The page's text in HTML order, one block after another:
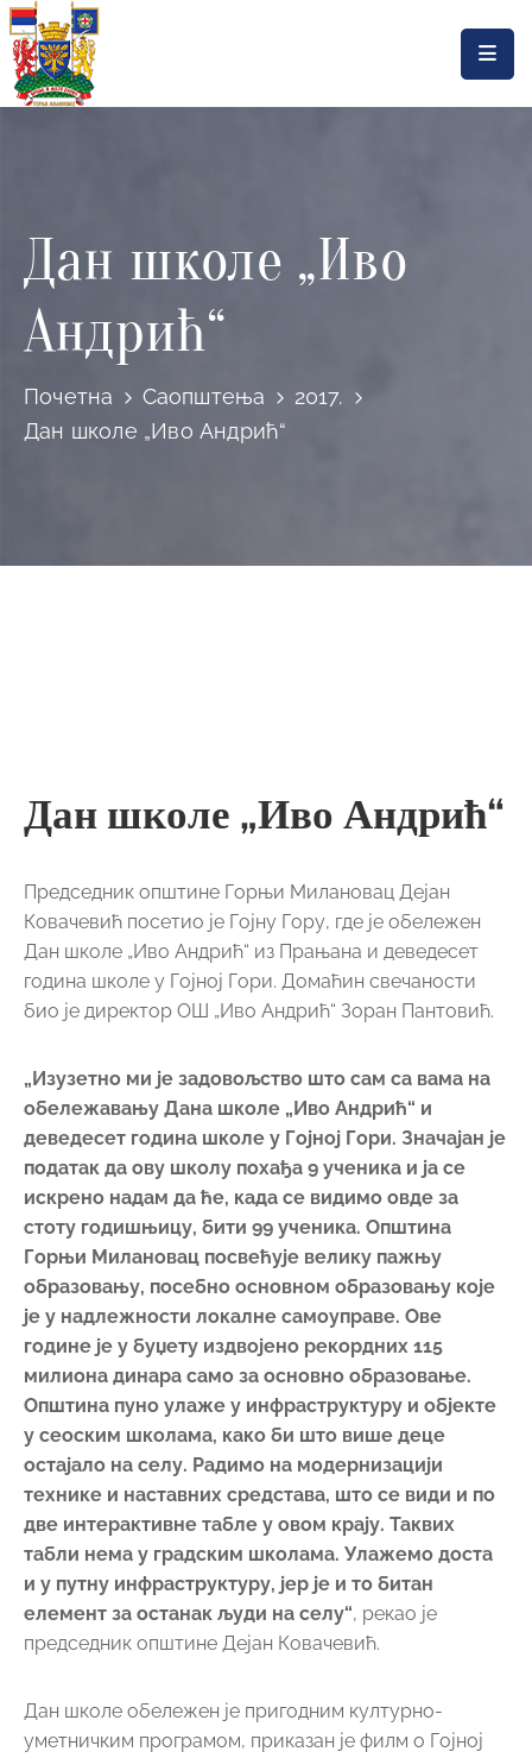
Насловна
Општинска
управа
Актуелности
Горњи
Дан школе „Иво
Андрић“
Почетна Саопштења
2017.
Дан школе „Иво Андрић“
Дан школе „Иво Андрић“
Председник општине Горњи Милановац Дејан
Ковачевић посетио је Гојну Гору, где је обележен
Дан школе „Иво Андрић“ из Прањана и деведесет
година школе у Гојној Гори. Домаћин свечаности
био је директор ОШ „Иво Андрић“ Зоран Пантовић.
„Изузетно ми је задовољство што сам са вама на
обележавању Дана школе „Иво Андрић“ и
деведесет година школе у Гојној Гори. Значајан је
податак да ову школу похађа 9 ученика и ја се
искрено надам да ће, када се видимо овде за
стоту годишњицу, бити 99 ученика. Општина
Горњи Милановац посвећује велику пажњу
образовању, посебно основном образовању које
је у надлежности локалне самоуправе. Ове
године је у буџету издвојено рекордних 115
милиона динара само за основно образовање.
Општина пуно улаже у инфраструктуру и објекте
у сеоским школама, како би што више деце
остајало на селу. Радимо на модернизацији
технике и наставних средстава, што се види и по
две интерактивне табле у овом крају. Таквих
табли нема у градским школама. Улажемо доста
и у путну инфраструктуру, јер је и то битан
елемент за останак људи на селу“, рекао је
председник општине Дејан Ковачевић.
Дан школе обележен је пригодним културно-
уметничким програмом, приказан је филм о Гојној